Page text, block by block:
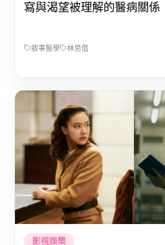
寫與渴望被理解的醫病關係
敘事醫學 林思偕
影視娛樂